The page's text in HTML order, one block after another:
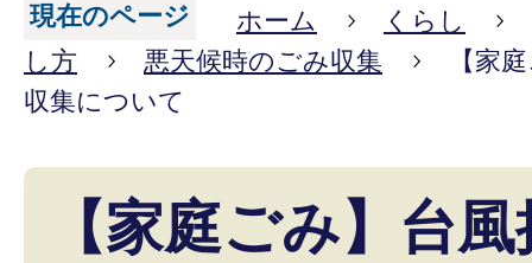
現在のページ ホーム
くらし
し方
悪天候時のごみ収集
【家
収集について
【家庭ごみ】台